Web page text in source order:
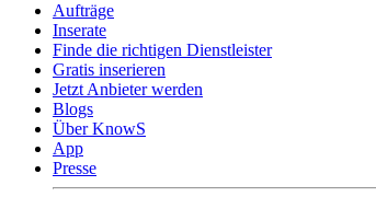
Aufträge
Inserate
Finde die richtigen Dienstleister
Gratis inserieren
Jetzt Anbieter werden
Blogs
Über KnowS
App
Presse